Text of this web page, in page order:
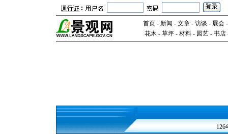
首页- 新闻 - 文章- 访谈 - 展会
花木- 草坪- 材料- 园艺- 书店